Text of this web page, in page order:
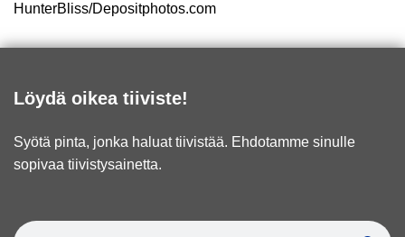
HunterBliss/Depositphotos.com
Löydä oikea tiiviste!
Syötä pinta, jonka haluat tiivistää. Ehdotamme sinulle
sopivaa tiivistysainetta.